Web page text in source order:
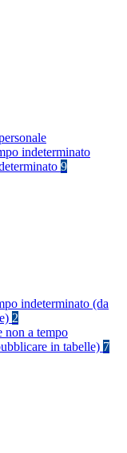
indeterminato
9
indeterminato (da
2
non a tempo
in tabelle) 7